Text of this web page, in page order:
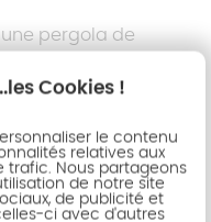
une pergola de
envisageable.
vides. Si
grimpantes sont
sans l’alourdir.
Cookies !
le contenu
relatives aux
trafic. Nous partageons
de notre site
de publicité et
ci avec d'autres